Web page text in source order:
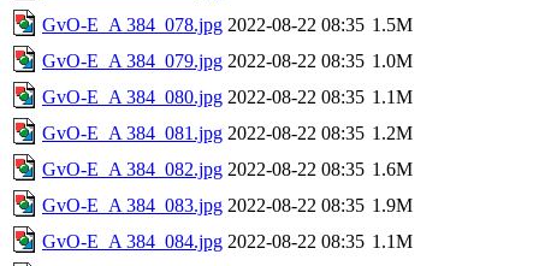
GvO-E_A 384_078.jpg 2022-08-22 08:35 1.5M
GvO-E_A 384_079.jpg 2022-08-22 08:35 1.0M
GvO-E_A 384_080.jpg 2022-08-22 08:35 1.1M
GvO-E_A 384_081.jpg 2022-08-22 08:35 1.2M
GvO-E_A 384_082.jpg 2022-08-22 08:35 1.6M
GvO-E_A 384_083.jpg 2022-08-22 08:35 1.9M
GvO-E_A 384_084.jpg 2022-08-22 08:35 1.1M